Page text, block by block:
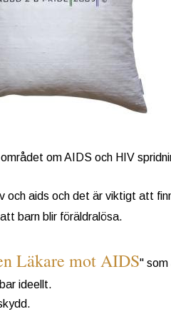
om AIDS och HIV
och aids och det är viktigt att
barn blir föräldralösa.
Läkare mot AIDS" som
ideellt.